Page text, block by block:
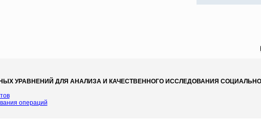
УРАВНЕНИЙ ДЛЯ АНАЛИЗА И КАЧЕСТВЕННОГО ИССЛЕДОВАНИЯ
операций